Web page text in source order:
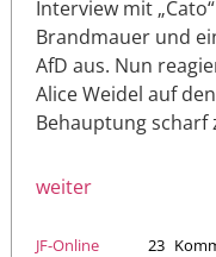
Interview mit
Brandmauer und
AfD aus. Nun
Alice Weidel auf
Behauptung scharf
weiter
JF-Online 23